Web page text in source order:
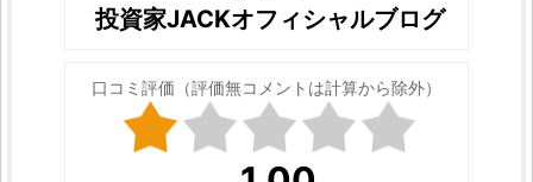
投資家JACKオフィシャルブログ
口コミ評価（評価無コメントは計算から除外）